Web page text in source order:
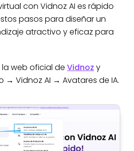
con Vidnoz AI es rápido
pasos para diseñar un
atractivo y eficaz para
la web oficial de Vidnoz y
→ Vidnoz AI → Avatares de IA.